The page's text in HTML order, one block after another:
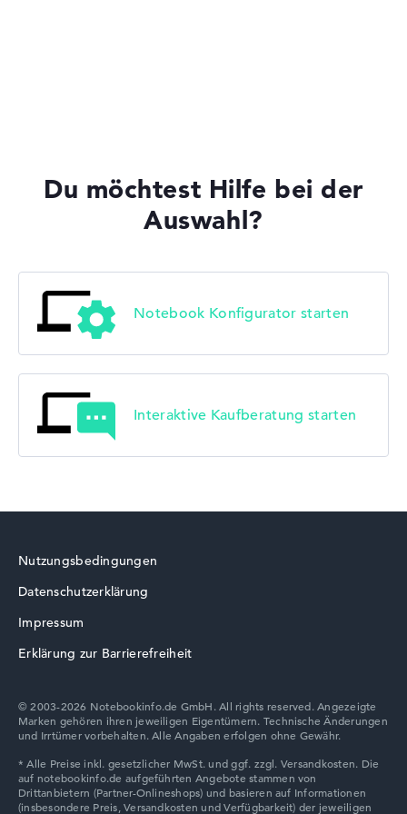
Acer TravelMate
Du möchtest Hilfe bei der
Auswahl?
Notebook Konfigurator starten
Interaktive Kaufberatung starten
Nutzungsbedingungen
Datenschutzerklärung
Impressum
Erklärung zur Barrierefreiheit
© 2003-2026 Notebookinfo.de GmbH. All rights reserved. Angezeigte
Marken gehören ihren jeweiligen Eigentümern. Technische Änderungen
und Irrtümer vorbehalten. Alle Angaben erfolgen ohne Gewähr.